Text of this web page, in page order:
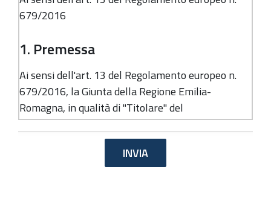
679/2016
1. Premessa
Ai sensi dell'art. 13 del Regolamento europeo n.
679/2016, la Giunta della Regione Emilia-
Romagna, in qualità di "Titolare" del
trattamento, è tenuta a fornirle informazioni in
merito all'utilizzo dei suoi dati personali.
2. Identità e dati di contatto del